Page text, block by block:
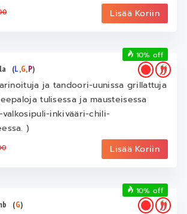
Lisää Koriin
(L,G,P)
ja tandoori-uunissa grillattuja
tulisessa ja mausteisessa
inkivääri-chili-
)
Lisää Koriin
10% off
(G)
10% off